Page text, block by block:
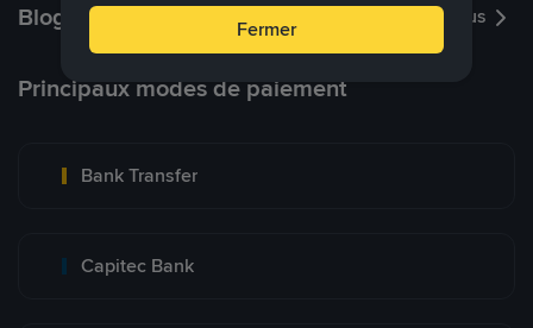
Blog P2P Voir plus
Principaux modes de paiement
Bank Transfer
Capitec Bank
Fermer